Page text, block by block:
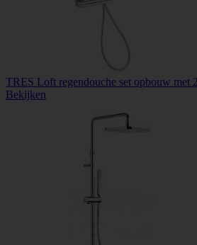
TRES Loft regendouche set opbouw met
Bekijken